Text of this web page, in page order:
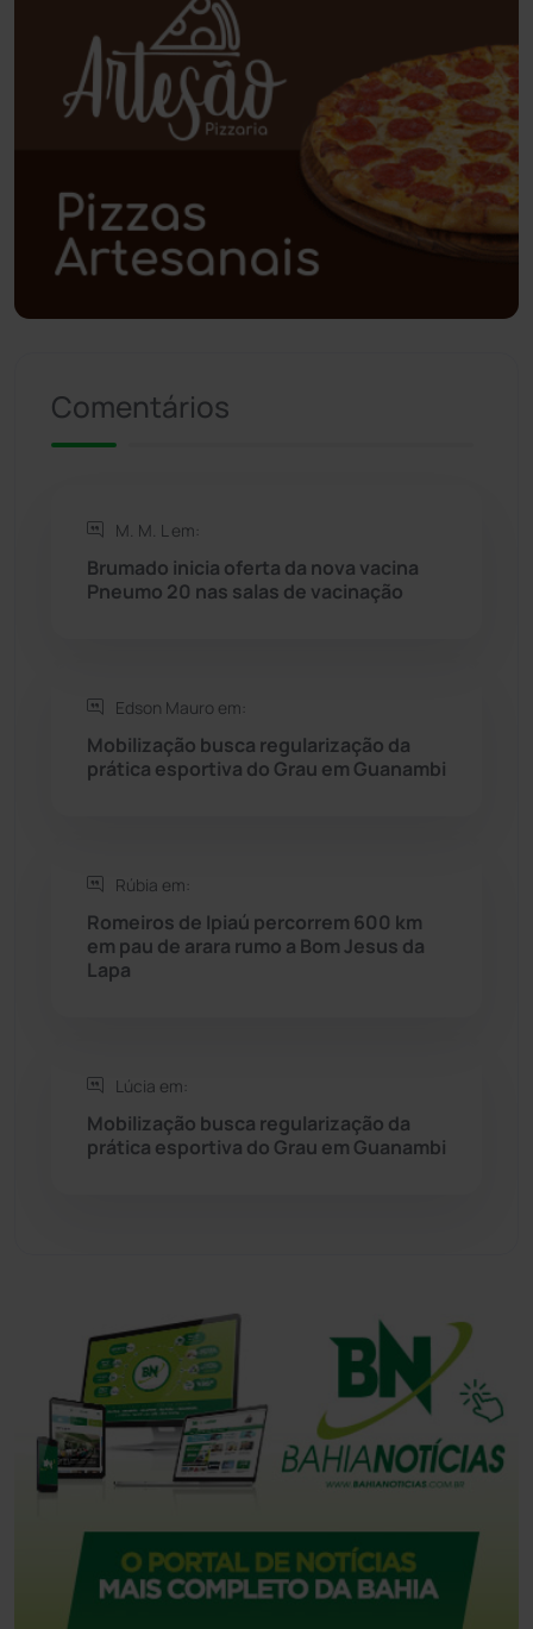
Poções (182)
Polícia Civil (58)
Polícia Militar (27)
Política (03)
Presidente Jânio Qu... (125)
Rio de Contas
Rio do Pires
Seabra
Sebastião Laranjeiras (96)
Tanhaçu
Comentários
M. M. L em:
Brumado inicia oferta da nova vacina
Pneumo 20 nas salas de vacinação
Edson Mauro em:
Mobilização busca regularização da
prática esportiva do Grau em Guanambi
Rúbia em:
Romeiros de Ipiaú percorrem 600 km
em pau de arara rumo a Bom Jesus da
Lapa
Lúcia em:
Mobilização busca regularização da
prática esportiva do Grau em Guanambi